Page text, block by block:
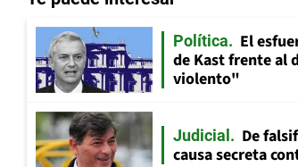
Política
El
de Kast frente al
violento"
Judicial
De
causa secreta